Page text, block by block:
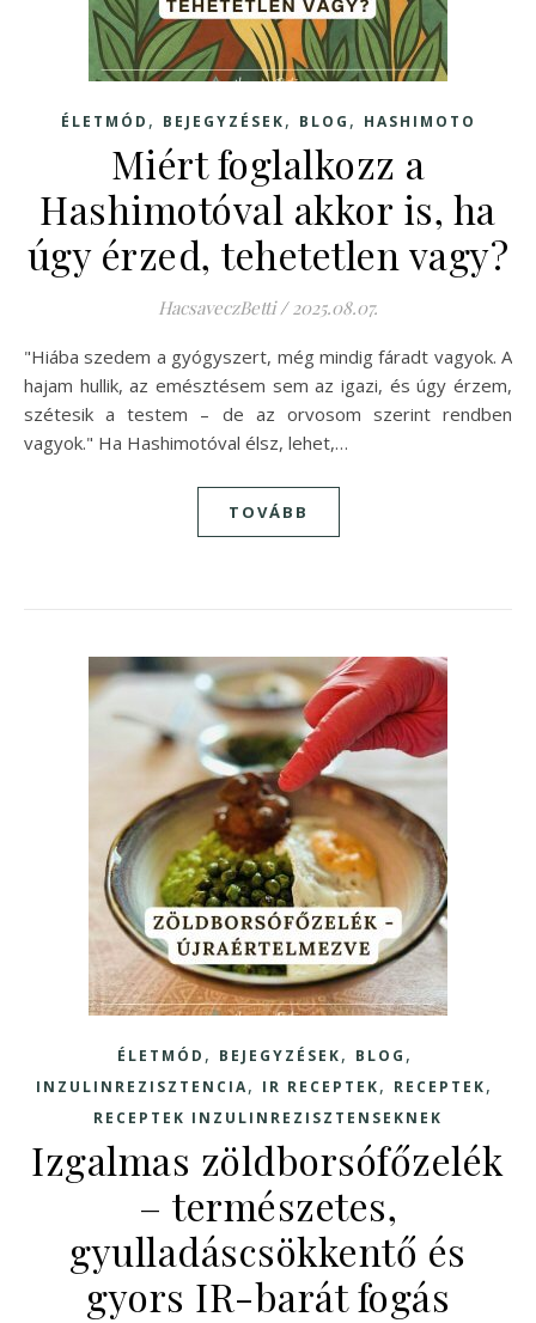
ÉLETMÓD , BEJEGYZÉSEK, BLOG , HASHIMOTO
Miért foglalkozz a
Hashimotóval akkor is, ha
úgy érzed, tehetetlen vagy?
HacsaveczBetti / 2025.08.07.
"Hiába szedem a gyógyszert, még mindig fáradt vagyok. A
hajam hullik, az emésztésem sem az igazi, és úgy érzem,
szétesik a testem – de az orvosom szerint rendben
vagyok." Ha Hashimotóval élsz, lehet,…
TOVÁBB
ÉLETMÓD , BEJEGYZÉSEK, BLOG ,
INZULINREZISZTENCIA, IR RECEPTEK, RECEPTEK,
RECEPTEK INZULINREZISZTENSEKNEK
Izgalmas zöldborsófőzelék
– természetes,
gyulladáscsökkentő és
gyors IR-barát fogás